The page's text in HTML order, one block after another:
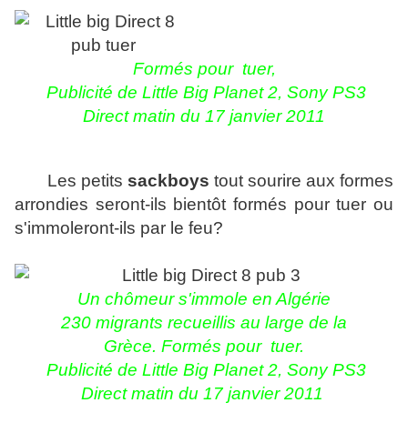
Formés pour tuer,
Publicité de Little Big Planet 2, Sony PS3
Direct matin du 17 janvier 2011
Les petits sackboys tout sourire aux formes
arrondies seront-ils bientôt formés pour tuer ou
s'immoleront-ils par le feu?
Un chômeur s'immole en Algérie
230 migrants recueillis au large de la
Grèce. Formés pour tuer.
Publicité de Little Big Planet 2, Sony PS3
Direct matin du 17 janvier 2011